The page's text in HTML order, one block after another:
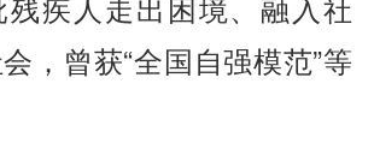
疾人走出困境、融入社
，曾获“全国自强模范”等